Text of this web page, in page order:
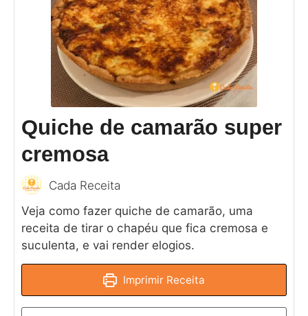
Quiche de camarão super
cremosa
Cada Receita
Veja como fazer quiche de camarão, uma
receita de tirar o chapéu que fica cremosa e
suculenta, e vai render elogios.
Imprimir Receita